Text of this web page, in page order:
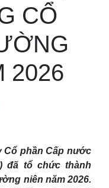
CỔ
2026
Cổ phần Cấp nước
đã tổ chức thành
niên năm 2026.